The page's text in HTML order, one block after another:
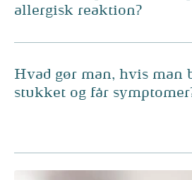
allergisk reaktion?
Hvad gør man, hvis man
stukket og får